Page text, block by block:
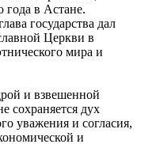
года в Астане.
государства дал
Церкви в
мира и
и взвешенной
сохраняется дух
уважения и согласия,
и